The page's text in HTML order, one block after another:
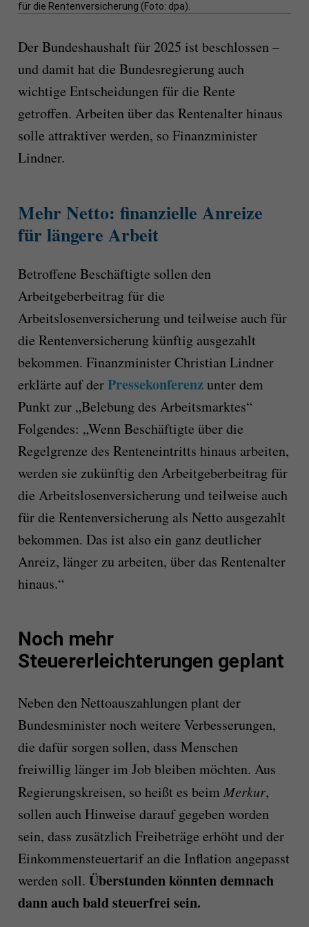
für die Rentenversicherung (Foto: dpa).
Der Bundeshaushalt für 2025 ist beschlossen –
und damit hat die Bundesregierung auch
wichtige Entscheidungen für die Rente
getroffen. Arbeiten über das Rentenalter hinaus
solle attraktiver werden, so Finanzminister
Lindner.
Mehr Netto: finanzielle Anreize
für längere Arbeit
Betroffene Beschäftigte sollen den
Arbeitgeberbeitrag für die
Arbeitslosenversicherung und teilweise auch für
die Rentenversicherung künftig ausgezahlt
bekommen. Finanzminister Christian Lindner
erklärte auf derPressekonferenzunter dem
Punkt zur „Belebung des Arbeitsmarktes“
Folgendes: „Wenn Beschäftigte über die
Regelgrenze des Renteneintritts hinaus arbeiten,
werden sie zukünftig den Arbeitgeberbeitrag für
die Arbeitslosenversicherung und teilweise auch
für die Rentenversicherung als Netto ausgezahlt
bekommen. Das ist also ein ganz deutlicher
Anreiz, länger zu arbeiten, über das Rentenalter
hinaus.“
Noch mehr
Steuererleichterungen geplant
Neben den Nettoauszahlungen plant der
Bundesminister noch weitere Verbesserungen,
die dafür sorgen sollen, dass Menschen
freiwillig länger im Job bleiben möchten. Aus
Regierungskreisen, so heißt es beim Merkur,
sollen auch Hinweise darauf gegeben worden
sein, dass zusätzlich Freibeträge erhöht und der
Einkommensteuertarif an die Inflation angepasst
werden soll. Überstunden könnten demnach
dann auch bald steuerfrei sein.